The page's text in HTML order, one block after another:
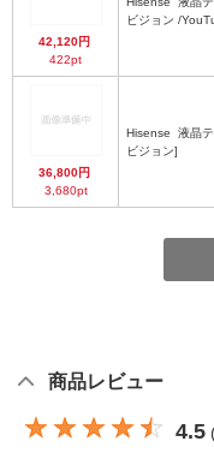
42,120円
422pt
ビジョン /
36,800円
3,680pt
Hisense
ビジョン]
商品レビュー
4.5